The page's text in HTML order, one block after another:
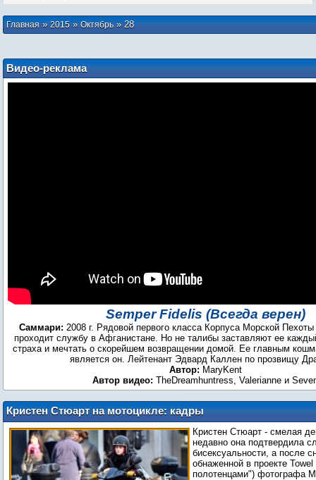
Главная»2015 » Октябрь » 28
Видео-реклама
Semper Fidelis (Всегда верен)
Саммари: 2008 г. Рядовой первого класса Корпуса Морской
проходит службу в Афганистане. Но не талибы заставляют ее
страха и мечтать о скорейшем возвращении домой. Ее главным
является он. Лейтенант Эдвард Каллен по прозвищу
Автор: MaryKent
Автор видео: TheDreamhuntress, Valerianne и
Кристен Стюарт на мотоцикле: кадры
со съемок триллера "Постоянный
покупатель"
Кристен Стюарт - смелая
недавно она подтвердила
бисексуальности, а после
обнаженной в проекте
полотенцами") фотографа